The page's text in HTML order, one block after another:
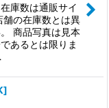
庫数は通販サイ
舗の在庫数とは異
商品写真は見本
あるとは限りま
]